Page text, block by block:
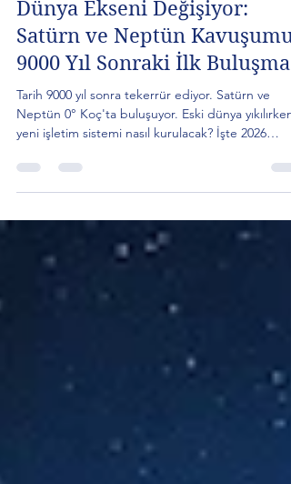
AstroSen
26 Oca
5 dakikada okunur
Satürn ve Neptün Kavuşumu:
9000 Yıl Sonraki İlk Buluşma
Tarih 9000 yıl sonra tekerrür ediyor. Satürn ve
Manifestosu.